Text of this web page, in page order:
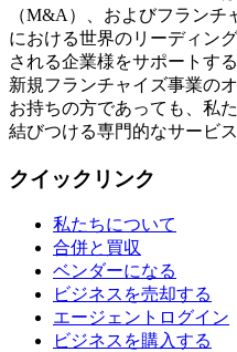
（M&A）、およびフラン
における世界のリーディン
される企業様をサポートす
新規フランチャイズ事業の
お持ちの方であっても、私
結びつける専門的なサービ
クイックリンク
私たちについて
合併と買収
ベンダーになる
ビジネスを売却する
エージェントログイン
ビジネスを購入する